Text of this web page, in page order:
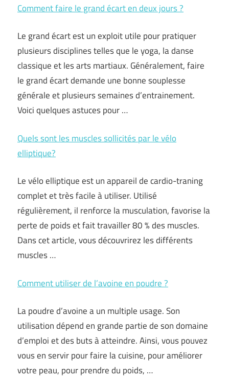
Comment faire le grand écart en deux jours ?
Le grand écart est un exploit utile pour pratiquer
plusieurs disciplines telles que le yoga, la danse
classique et les arts martiaux. Généralement, faire
le grand écart demande une bonne souplesse
générale et plusieurs semaines d’entrainement.
Voici quelques astuces pour …
Quels sont les muscles sollicités par le vélo
elliptique?
Le vélo elliptique est un appareil de cardio-traning
complet et très facile à utiliser. Utilisé
régulièrement, il renforce la musculation, favorise la
perte de poids et fait travailler 80 % des muscles.
Dans cet article, vous découvrirez les différents
muscles …
Comment utiliser de l’avoine en poudre ?
La poudre d’avoine a un multiple usage. Son
utilisation dépend en grande partie de son domaine
d’emploi et des buts à atteindre. Ainsi, vous pouvez
vous en servir pour faire la cuisine, pour améliorer
votre peau, pour prendre du poids, …